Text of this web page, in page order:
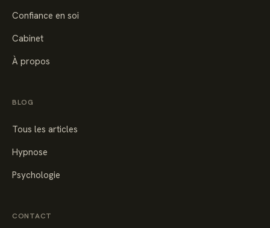
Confiance en soi
Cabinet
À propos
BLOG
Tous les articles
Hypnose
Psychologie
CONTACT